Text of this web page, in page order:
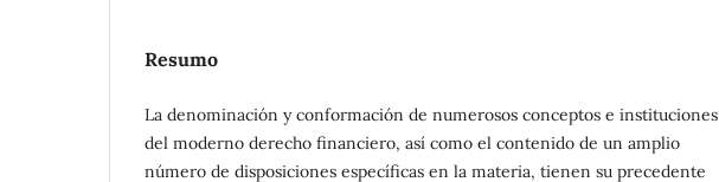
Resumo
La denominación y conformación de numerosos conceptos e instituciones
del moderno derecho financiero, así como el contenido de un amplio
número de disposiciones específicas en la materia, tienen su precedente